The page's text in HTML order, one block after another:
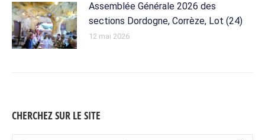
Assemblée Générale 2026 des
sections Dordogne, Corrèze, Lot (24)
12 mai 2026
CHERCHEZ SUR LE SITE